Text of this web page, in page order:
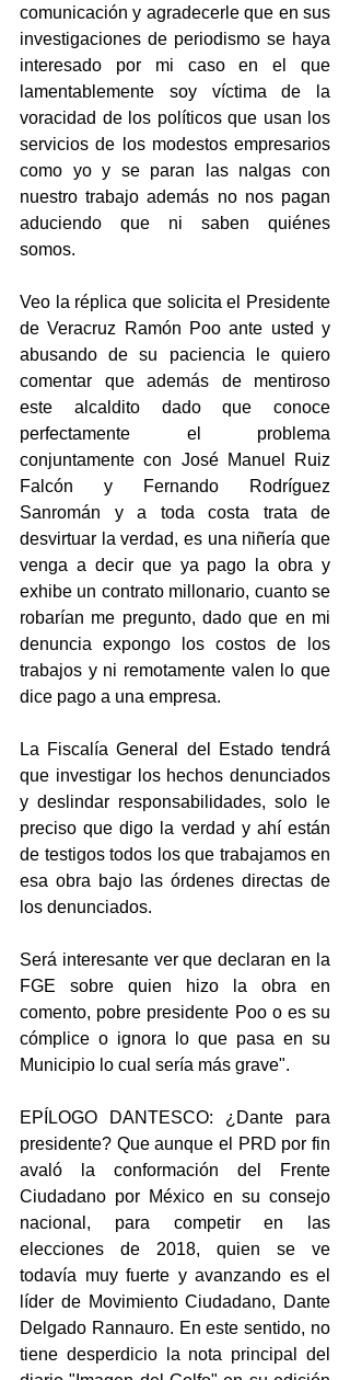
comunicación y agradecerle que en sus
investigaciones de periodismo se haya
interesado por mi caso en el que
lamentablemente soy víctima de la
voracidad de los políticos que usan los
servicios de los modestos empresarios
como yo y se paran las nalgas con
nuestro trabajo además no nos pagan
aduciendo que ni saben quiénes
somos.
Veo la réplica que solicita el Presidente
de Veracruz Ramón Poo ante usted y
abusando de su paciencia le quiero
comentar que además de mentiroso
este alcaldito dado que conoce
perfectamente el problema
conjuntamente con José Manuel Ruiz
Falcón y Fernando Rodríguez
Sanromán y a toda costa trata de
desvirtuar la verdad, es una niñería que
venga a decir que ya pago la obra y
exhibe un contrato millonario, cuanto se
robarían me pregunto, dado que en mi
denuncia expongo los costos de los
trabajos y ni remotamente valen lo que
dice pago a una empresa.
La Fiscalía General del Estado tendrá
que investigar los hechos denunciados
y deslindar responsabilidades, solo le
preciso que digo la verdad y ahí están
de testigos todos los que trabajamos en
esa obra bajo las órdenes directas de
los denunciados.
Será interesante ver que declaran en la
FGE sobre quien hizo la obra en
comento, pobre presidente Poo o es su
cómplice o ignora lo que pasa en su
Municipio lo cual sería más grave".
EPÍLOGO DANTESCO: ¿Dante para
presidente? Que aunque el PRD por fin
avaló la conformación del Frente
Ciudadano por México en su consejo
nacional, para competir en las
elecciones de 2018, quien se ve
todavía muy fuerte y avanzando es el
líder de Movimiento Ciudadano, Dante
Delgado Rannauro. En este sentido, no
tiene desperdicio la nota principal del